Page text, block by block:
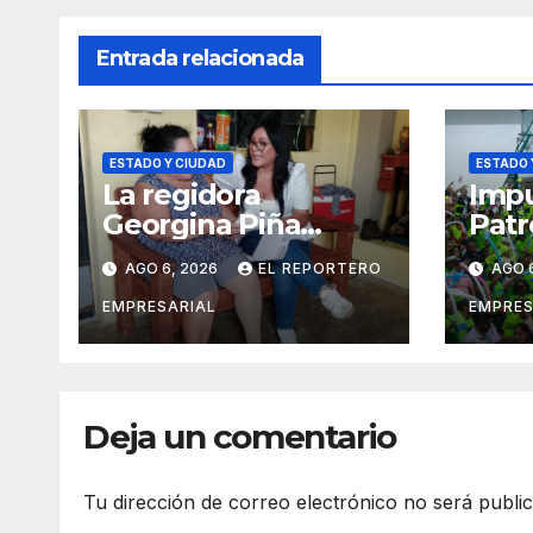
Entrada relacionada
ESTADO Y CIUDAD
La regidora
Georgina Piña
fortalece la
movilidad de
adultos mayores
con la entrega de
AGO 6, 2026 EL REPORTERO
EMPRESARIAL
ESTADO
AGO
Deja un comentario
Tu dirección de correo electrónico no será